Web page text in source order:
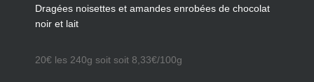
Dragées noisettes et amandes enrobées de chocolat
noir et lait
20€ les 240g soit soit 8,33€/100g